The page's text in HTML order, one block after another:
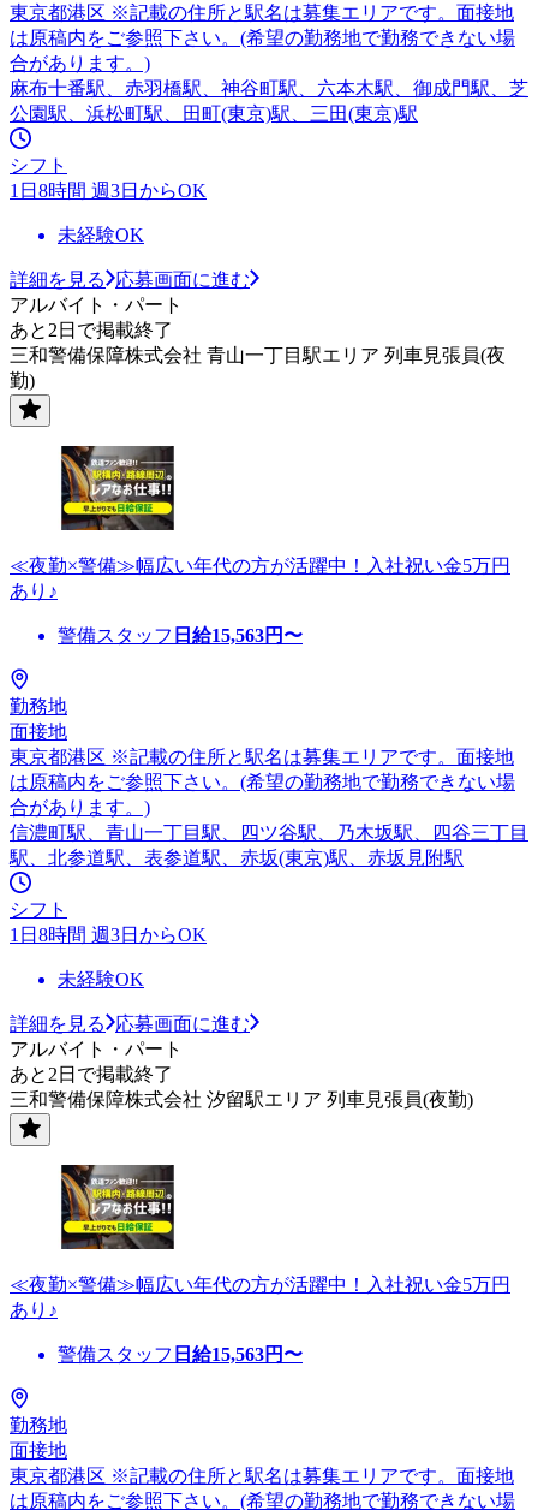
東京都港区 ※記載の住所と駅名は募集エリアです。面接地
は原稿内をご参照下さい。(希望の勤務地で勤務できない場
合があります。)
麻布十番駅、赤羽橋駅、神谷町駅、六本木駅、御成門駅、芝
公園駅、浜松町駅、田町(東京)駅、三田(東京)駅
シフト
1日8時間 週3日からOK
未経験OK
詳細を見る
応募画面に進む
アルバイト・パート
あと2日で掲載終了
三和警備保障株式会社 青山一丁目駅エリア 列車見張員(夜
勤)
≪夜勤×警備≫幅広い年代の方が活躍中！入社祝い金5万円
あり♪
警備スタッフ 日給15,563円〜
勤務地
面接地
東京都港区 ※記載の住所と駅名は募集エリアです。面接地
は原稿内をご参照下さい。(希望の勤務地で勤務できない場
合があります。)
信濃町駅、青山一丁目駅、四ツ谷駅、乃木坂駅、四谷三丁目
駅、北参道駅、表参道駅、赤坂(東京)駅、赤坂見附駅
シフト
1日8時間 週3日からOK
未経験OK
詳細を見る
応募画面に進む
アルバイト・パート
あと2日で掲載終了
三和警備保障株式会社 汐留駅エリア 列車見張員(夜勤)
≪夜勤×警備≫幅広い年代の方が活躍中！入社祝い金5万円
あり♪
警備スタッフ 日給15,563円〜
勤務地
面接地
東京都港区 ※記載の住所と駅名は募集エリアです。面接地
は原稿内をご参照下さい。(希望の勤務地で勤務できない場